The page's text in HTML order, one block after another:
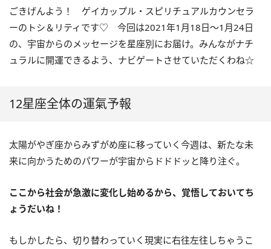
ごきげんよう！ ゲイカップル・スピリチュアルカウンセラ
ーのトシ＆リティです♡ 今回は2021年1 月18日〜1 月24日
の、宇宙からのメッセージを星座別にお届け。みんながナチ
ュラルに開運できるよう、ナビゲートさせていただくわね☆
12星座全体の運氣予報
太陽がやぎ座からみずがめ座に移っていく今週は、新たな未
来に向かうためのパワーが宇宙からドドドッと降り注ぐ。
ここから社会が急激に変化し始めるから、覚悟しておいてち
ょうだいね！
もしかしたら、切り替わっていく現実に右往左往しちゃうこ